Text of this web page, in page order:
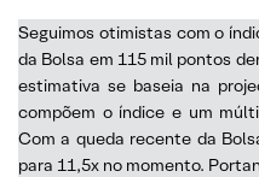
Seguimos otimistas com o
da Bolsa em 115 mil pontos
estimativa se baseia na
compõem o índice e um
Com a queda recente da
para 11,5x no momento.